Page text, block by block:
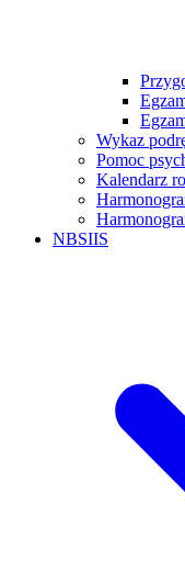
Wykaz
Pomoc
Kalendarz
NBSIIS